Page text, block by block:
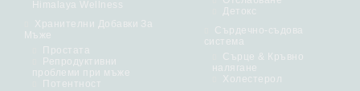
Himalaya Wellness
Хранителни Добавки За
Мъже
Простата
Репродуктивни
проблеми при мъже
Потентност
Детокс
Сърдечно-съдова
система
Сърце & Кръвно
налягане
Холестерол